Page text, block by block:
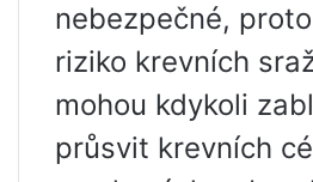
nebezpečné,
riziko krevních
mohou kdykoli
průsvit krevních